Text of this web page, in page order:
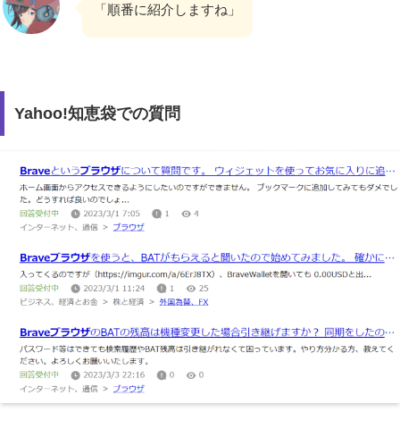
「順番に紹介しますね」
Yahoo!知恵袋での質問